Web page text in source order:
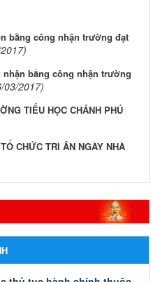
bằng công nhận trường đạt
bằng công nhận trường
03/2017)
TIỂU HỌC CHÁNH PHÚ
CHỨC TRI ÂN NGÀY NHÀ